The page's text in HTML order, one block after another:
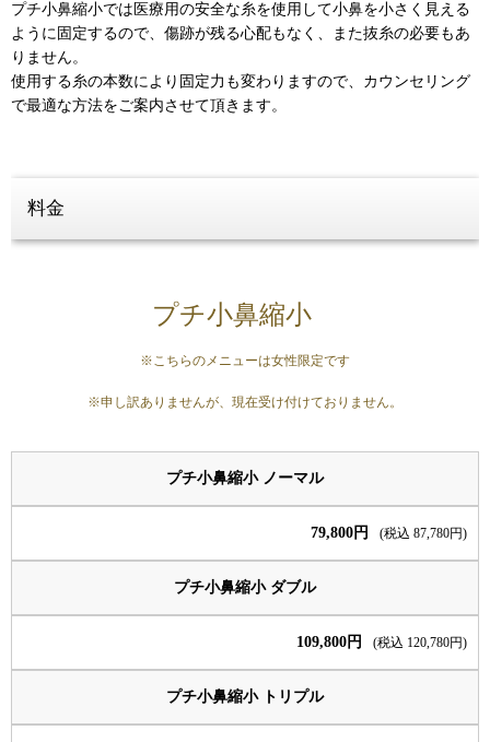
プチ小鼻縮小では医療用の安全な糸を使用して小鼻を小さく見える
ように固定するので、傷跡が残る心配もなく、また抜糸の必要もあ
りません。
使用する糸の本数により固定力も変わりますので、カウンセリング
で最適な方法をご案内させて頂きます。
料金
プチ小鼻縮小
※こちらのメニューは女性限定です
※申し訳ありませんが、現在受け付けておりません。
プチ小鼻縮小 ノーマル
79,800円 (税込 87,780円)
プチ小鼻縮小 ダブル
109,800円 (税込 120,780円)
プチ小鼻縮小 トリプル